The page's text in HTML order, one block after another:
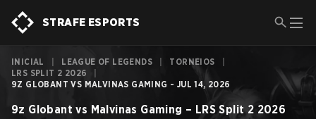
STRAFE ESPORTS
INICIAL LEAGUE OF LEGENDS TORNEIOS
LRS SPLIT 2 2026
9Z GLOBANT VS MALVINAS GAMING - JUL 14, 2026
9z Globant vs Malvinas Gaming – LRS Split 2 2026